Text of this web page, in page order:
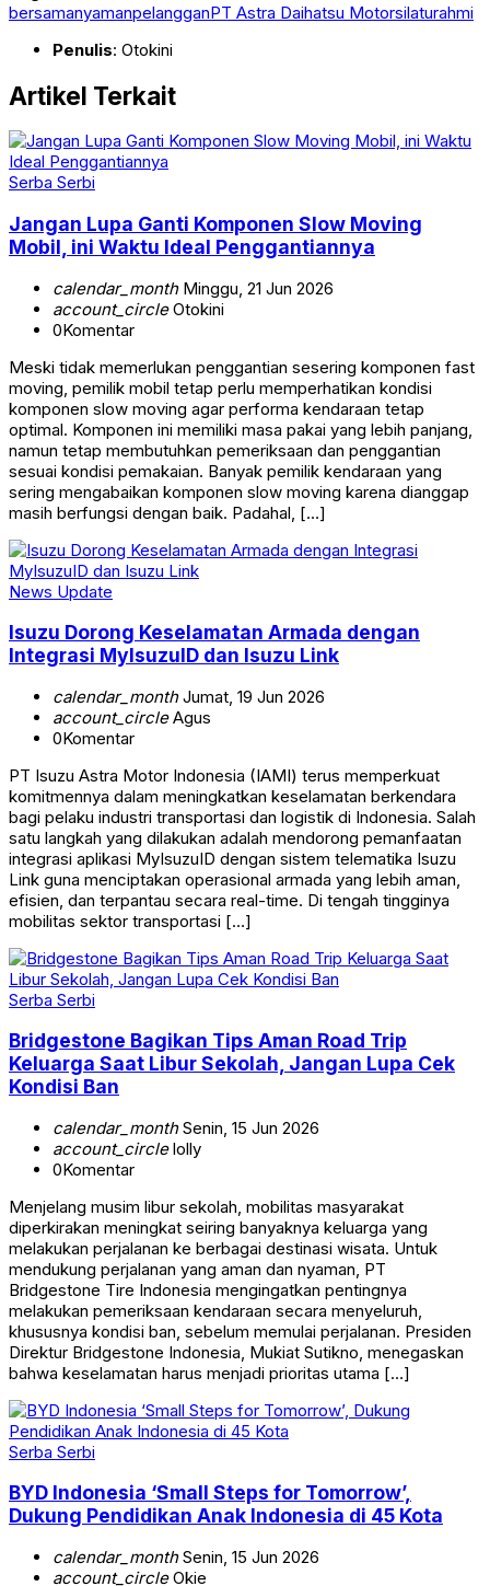
bersamanyamanpelangganPT Astra Daihatsu Motorsilaturahmi
Penulis: Otokini
Artikel Terkait
Serba Serbi
Jangan Lupa Ganti Komponen Slow Moving
Mobil, ini Waktu Ideal Penggantiannya
calendar_monthMinggu, 21 Jun 2026
account_circleOtokini
0Komentar
Meski tidak memerlukan penggantian sesering komponen fast
moving, pemilik mobil tetap perlu memperhatikan kondisi
komponen slow moving agar performa kendaraan tetap
optimal. Komponen ini memiliki masa pakai yang lebih panjang,
namun tetap membutuhkan pemeriksaan dan penggantian
sesuai kondisi pemakaian. Banyak pemilik kendaraan yang
sering mengabaikan komponen slow moving karena dianggap
masih berfungsi dengan baik. Padahal, […]
News Update
Isuzu Dorong Keselamatan Armada dengan
Integrasi MyIsuzuID dan Isuzu Link
calendar_monthJumat, 19 Jun 2026
account_circleAgus
0Komentar
PT Isuzu Astra Motor Indonesia (IAMI) terus memperkuat
komitmennya dalam meningkatkan keselamatan berkendara
bagi pelaku industri transportasi dan logistik di Indonesia. Salah
satu langkah yang dilakukan adalah mendorong pemanfaatan
integrasi aplikasi MyIsuzuID dengan sistem telematika Isuzu
Link guna menciptakan operasional armada yang lebih aman,
efisien, dan terpantau secara real-time. Di tengah tingginya
mobilitas sektor transportasi […]
Serba Serbi
Bridgestone Bagikan Tips Aman Road Trip
Keluarga Saat Libur Sekolah, Jangan Lupa Cek
Kondisi Ban
calendar_monthSenin, 15 Jun 2026
account_circlelolly
0Komentar
Menjelang musim libur sekolah, mobilitas masyarakat
diperkirakan meningkat seiring banyaknya keluarga yang
melakukan perjalanan ke berbagai destinasi wisata. Untuk
mendukung perjalanan yang aman dan nyaman, PT
Bridgestone Tire Indonesia mengingatkan pentingnya
melakukan pemeriksaan kendaraan secara menyeluruh,
khususnya kondisi ban, sebelum memulai perjalanan. Presiden
Direktur Bridgestone Indonesia, Mukiat Sutikno, menegaskan
bahwa keselamatan harus menjadi prioritas utama […]
Serba Serbi
BYD Indonesia ‘Small Steps for Tomorrow’,
Dukung Pendidikan Anak Indonesia di 45 Kota
calendar_monthSenin, 15 Jun 2026
account_circleOkie